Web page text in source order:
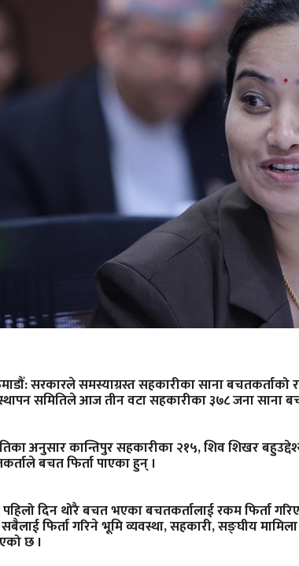
सरकारले समस्याग्रस्त सहकारीका साना
समितिले आज तीन वटा सहकारीका ३७८ जना साना
अनुसार कान्तिपुर सहकारीका २१५, शिव शिखर
बचत फिर्ता पाएका हुन् ।
दिन थोरै बचत भएका बचतकर्तालाई रकम फिर्ता
फिर्ता गरिने भूमि व्यवस्था, सहकारी, सङ्घीय
छ ।